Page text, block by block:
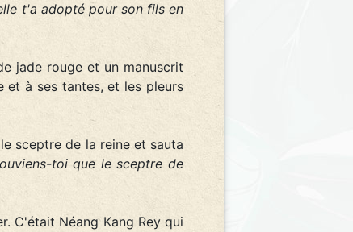
t'a adopté pour son fils en
jade rouge et un manuscrit
et à ses tantes, et les pleurs
sceptre de la reine et sauta
toi que le sceptre de
C'était Néang Kang Rey qui